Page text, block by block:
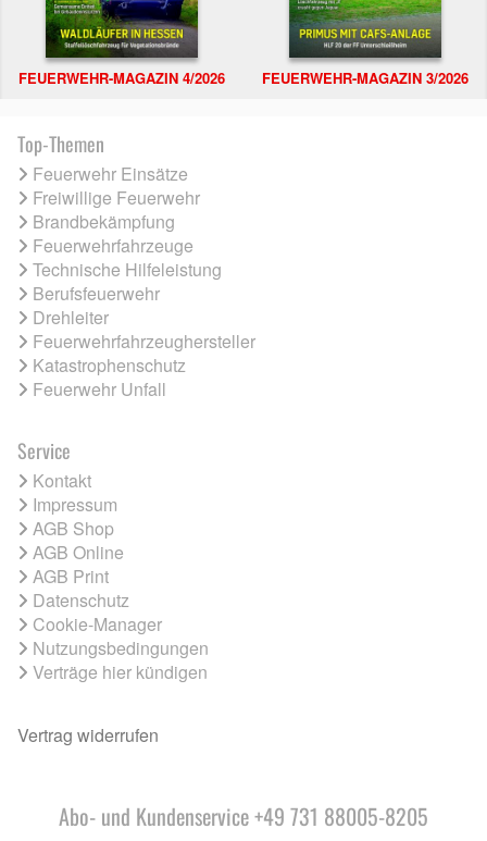
FEUERWEHR-MAGAZIN 4/2026 FEUERWEHR-MAGAZIN 3/2026
Top-Themen
Feuerwehr Einsätze
Freiwillige Feuerwehr
Brandbekämpfung
Feuerwehrfahrzeuge
Technische Hilfeleistung
Berufsfeuerwehr
Drehleiter
Feuerwehrfahrzeughersteller
Katastrophenschutz
Feuerwehr Unfall
Service
Kontakt
Impressum
AGB Shop
AGB Online
AGB Print
Datenschutz
Cookie-Manager
Nutzungsbedingungen
Verträge hier kündigen
Vertrag widerrufen
Abo- und Kundenservice +49 731 88005-8205